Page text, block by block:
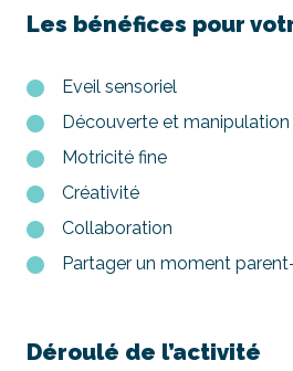
Les bénéfices pour
Eveil sensoriel
Découverte et
Motricité fine
Créativité
Collaboration
Partager un moment
Déroulé de l’activité